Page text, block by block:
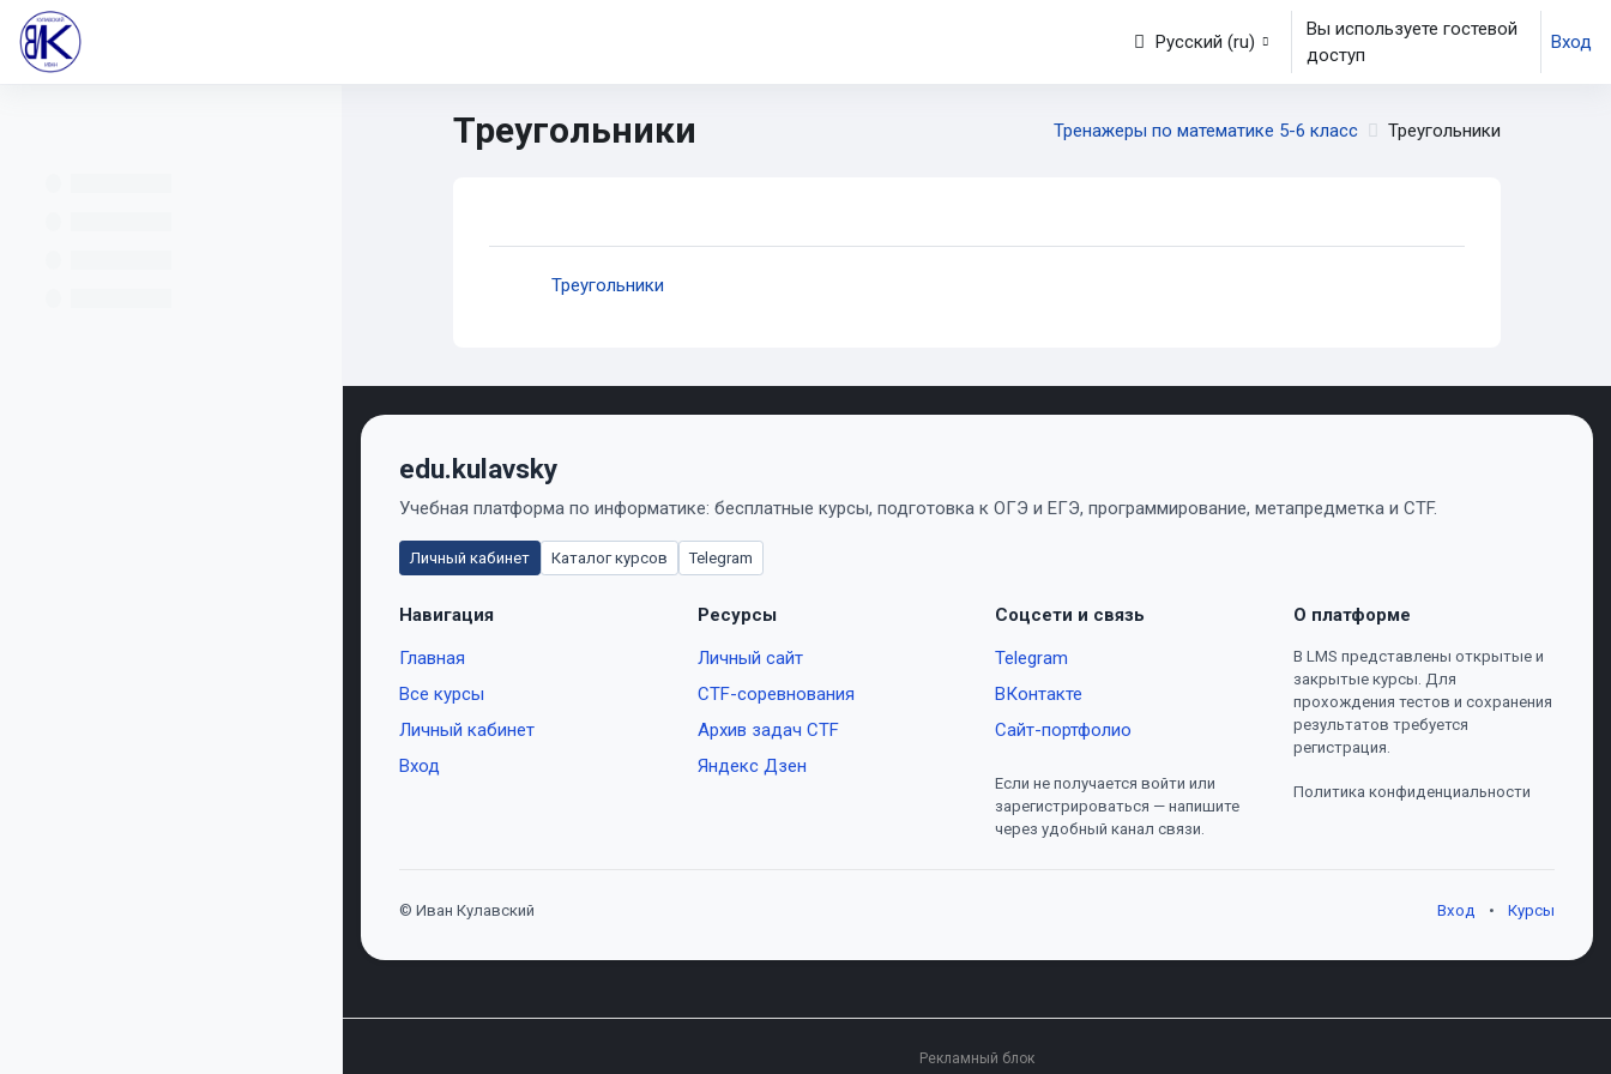
Перейти к основному содержанию
Русский ‎(ru)‎
Вы используете гостевой
доступ
Вход
Треугольники Тренажеры по математике 5-6 класс Треугольники
Section outline
Треугольники
edu.kulavsky
Учебная платформа по информатике: бесплатные курсы, подготовка к ОГЭ и ЕГЭ, программирование, метапредметка и CTF.
Личный кабинет Каталог курсов Telegram
Навигация
Главная
Все курсы
Личный кабинет
Вход
Ресурсы
Личный сайт
CTF-соревнования
Архив задач CTF
Яндекс Дзен
Соцсети и связь
Telegram
ВКонтакте
Сайт-портфолио
Если не получается войти или
зарегистрироваться — напишите
через удобный канал связи.
О платформе
В LMS представлены открытые и
закрытые курсы. Для
прохождения тестов и сохранения
результатов требуется
регистрация.
Политика конфиденциальности
© Иван Кулавский Вход • Курсы
Рекламный блок